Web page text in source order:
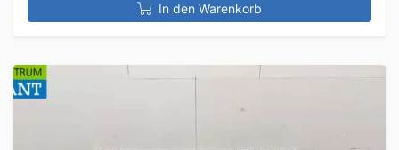
In den Warenkorb